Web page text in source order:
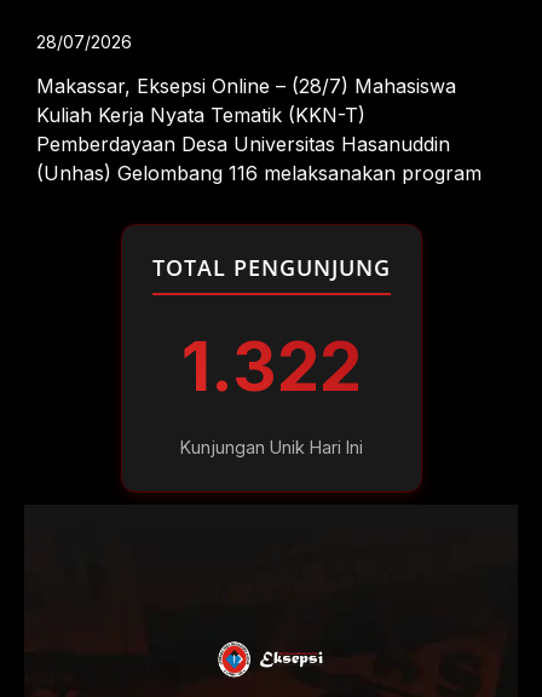
28/07/2026
Makassar, Eksepsi Online – (28/7) Mahasiswa
Kuliah Kerja Nyata Tematik (KKN-T)
Pemberdayaan Desa Universitas Hasanuddin
(Unhas) Gelombang 116 melaksanakan program
TOTAL PENGUNJUNG
1.322
Kunjungan Unik Hari Ini